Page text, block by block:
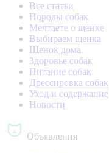
Все статьи
Породы собак
Мечтаете о щенке
Выбираем щенка
Щенок дома
Здоровье собак
Питание собак
Дрессировка собак
Уход и содержание
Новости
Объявления